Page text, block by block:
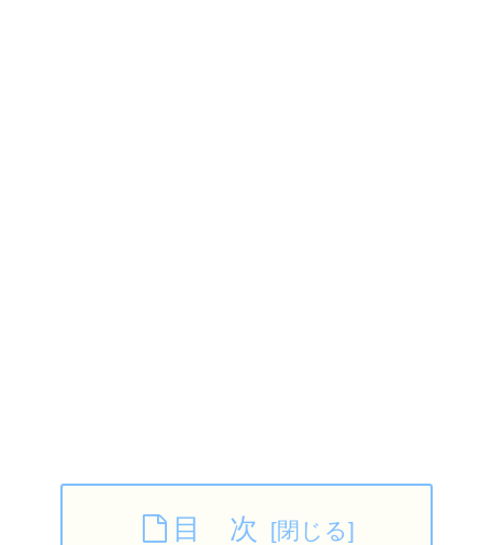
目 次